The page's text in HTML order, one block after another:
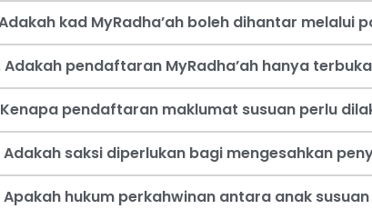
kad MyRadha’ah boleh dihantar melalui
Adakah pendaftaran MyRadha’ah hanya
Kenapa pendaftaran maklumat susuan perlu
Adakah saksi diperlukan bagi mengesahkan
Apakah hukum perkahwinan antara anak